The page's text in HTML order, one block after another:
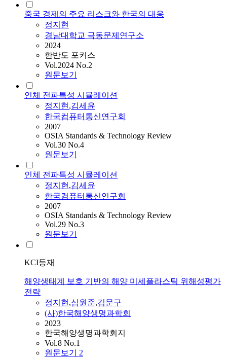
중국 경제의 주요 리스크와 한국의 대응
정지현
경남대학교 극동문제연구소
2024
한반도 포커스
Vol.2024 No.2
원문보기
인체 전파특성 시뮬레이션
정지현,김세윤
한국컴퓨터통신연구회
2007
OSIA Standards & Technology Review
Vol.30 No.4
원문보기
인체 전파특성 시뮬레이션
정지현,김세윤
한국컴퓨터통신연구회
2007
OSIA Standards & Technology Review
Vol.29 No.3
원문보기
KCI등재
해양생태계 보호 기반의 해양 미세플라스틱 위해성평가
전략
정지현,심원준,김문구
(사)한국해양생명과학회
2023
한국해양생명과학회지
Vol.8 No.1
원문보기 2